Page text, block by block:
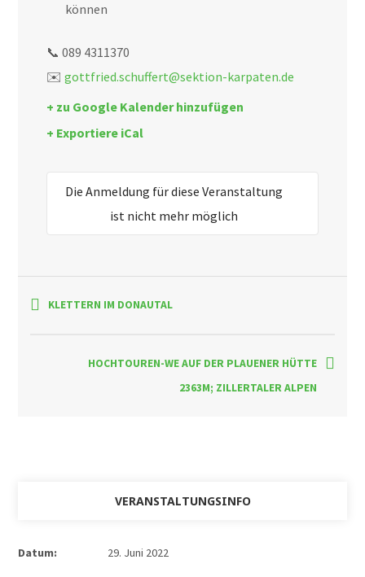
können
📞 089 4311370
✉️gottfried.schuffert@sektion-karpaten.de
+ zu Google Kalender hinzufügen
+ Exportiere iCal
Die Anmeldung für diese Veranstaltung
ist nicht mehr möglich
KLETTERN IM DONAUTAL
HOCHTOUREN-WE AUF DER PLAUENER HÜTTE
2363M; ZILLERTALER ALPEN
VERANSTALTUNGSINFO
Datum: 29. Juni 2022